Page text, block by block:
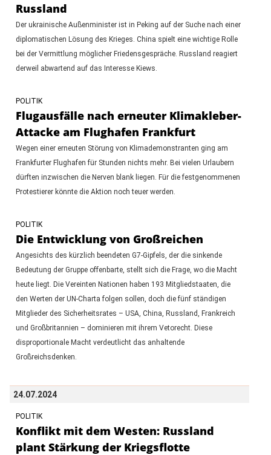
Russland
Der ukrainische Außenminister ist in Peking auf der Suche nach einer
diplomatischen Lösung des Krieges. China spielt eine wichtige Rolle
bei der Vermittlung möglicher Friedensgespräche. Russland reagiert
derweil abwartend auf das Interesse Kiews.
POLITIK
Flugausfälle nach erneuter Klimakleber-
Attacke am Flughafen Frankfurt
Wegen einer erneuten Störung von Klimademonstranten ging am
Frankfurter Flughafen für Stunden nichts mehr. Bei vielen Urlaubern
dürften inzwischen die Nerven blank liegen. Für die festgenommenen
Protestierer könnte die Aktion noch teuer werden.
POLITIK
Die Entwicklung von Großreichen
Angesichts des kürzlich beendeten G7-Gipfels, der die sinkende
Bedeutung der Gruppe offenbarte, stellt sich die Frage, wo die Macht
heute liegt. Die Vereinten Nationen haben 193 Mitgliedstaaten, die
den Werten der UN-Charta folgen sollen, doch die fünf ständigen
Mitglieder des Sicherheitsrates – USA, China, Russland, Frankreich
und Großbritannien – dominieren mit ihrem Vetorecht. Diese
disproportionale Macht verdeutlicht das anhaltende
Großreichsdenken.
24.07.2024
POLITIK
Konflikt mit dem Westen: Russland
plant Stärkung der Kriegsflotte